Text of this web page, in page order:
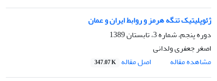
ژئوپلیتیک تنگه هرمز و روابط ایران و عمان
دوره پنجم، شماره 3، تابستان 1389
اصغر جعفری ولدانی
مشاهده مقاله
اصل مقاله 347.07 K